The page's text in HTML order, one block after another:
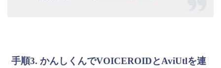
手順3. かんしくんでVOICEROIDとAviUtlを連